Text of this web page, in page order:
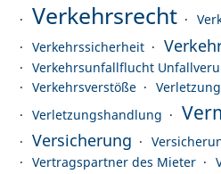
Verkehrsrecht
Verkehrssicherheit
Verkehrsunfallflucht
Verkehrsverstöße
Verletzungshandlung
Versicherung
Vertragspartner des Mieter